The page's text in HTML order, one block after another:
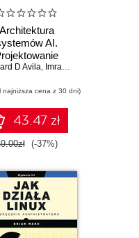
Architektura
AI.
i
D Avila, Imran Ahmad
najniższa cena z 30 dni)
43.47 zł
(-37%)